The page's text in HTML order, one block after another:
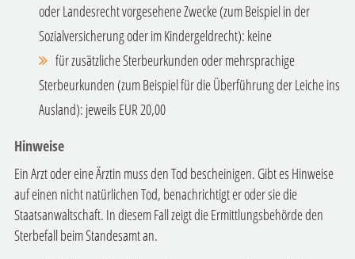
oder Landesrecht vorgesehene Zwecke (zum Beispiel in der
Sozialversicherung oder im Kindergeldrecht): keine
für zusätzliche Sterbeurkunden oder mehrsprachige
Sterbeurkunden (zum Beispiel für die Überführung der Leiche ins
Ausland): jeweils EUR 20,00
Hinweise
Ein Arzt oder eine Ärztin muss den Tod bescheinigen. Gibt es Hinweise
auf einen nicht natürlichen Tod, benachrichtigt er oder sie die
Staatsanwaltschaft. In diesem Fall zeigt die Ermittlungsbehörde den
Sterbefall beim Standesamt an.